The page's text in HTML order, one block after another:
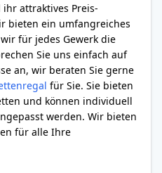
attraktives Preis-
bieten ein umfangreiches
für jedes Gewerk die
Sie uns einfach auf
an, wir beraten Sie gerne
für Sie. Sie bieten
und können individuell
werden. Wir bieten
für alle Ihre